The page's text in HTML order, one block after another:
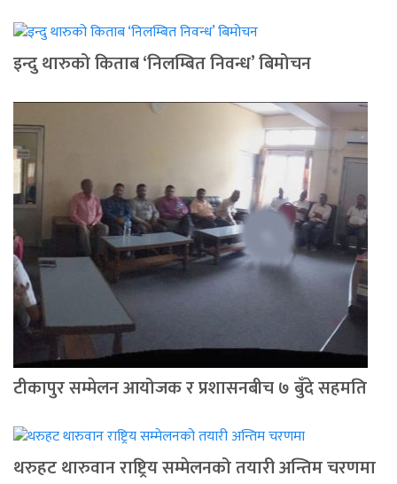
इन्दु थारुको किताब ‘निलम्बित निवन्ध’ बिमोचन
टीकापुर सम्मेलन आयोजक र प्रशासनबीच ७ बुँदे सहमति
थरुहट थारुवान राष्ट्रिय सम्मेलनको तयारी अन्तिम चरणमा